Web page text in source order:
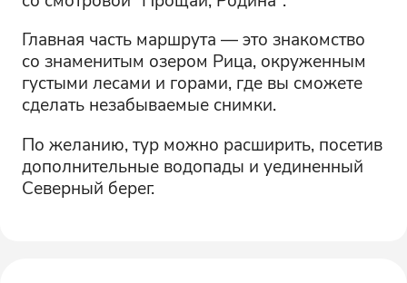
Главная часть маршрута — это знакомство
со знаменитым озером Рица, окруженным
густыми лесами и горами, где вы сможете
сделать незабываемые снимки.
По желанию, тур можно расширить, посетив
дополнительные водопады и уединенный
Северный берег.